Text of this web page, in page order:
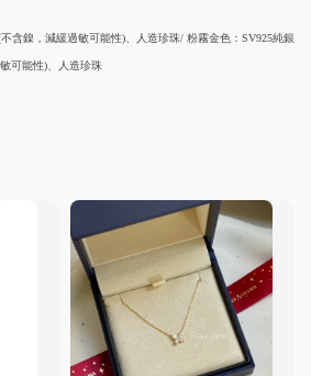
含鎳，減緩過敏可能性)、人造珍珠/ 粉霧金色：SV925純銀
可能性)、人造珍珠